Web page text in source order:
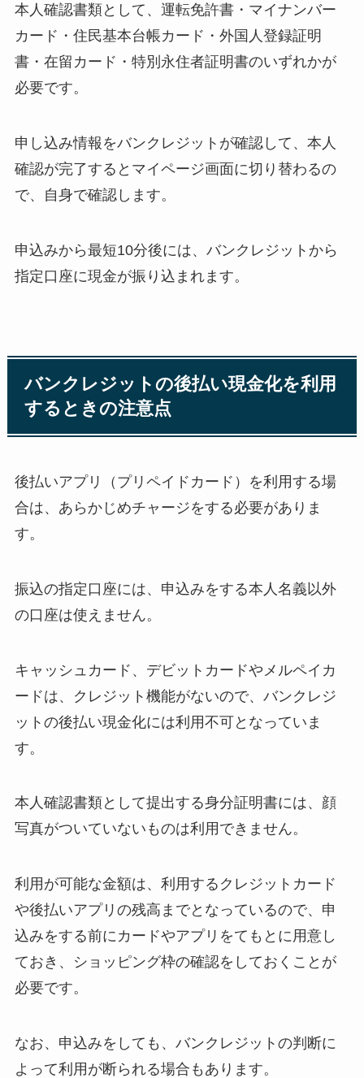
本人確認書類として、運転免許書・マイナンバー
カード・住民基本台帳カード・外国人登録証明
書・在留カード・特別永住者証明書のいずれかが
必要です。
申し込み情報をバンクレジットが確認して、本人
確認が完了するとマイページ画面に切り替わるの
で、自身で確認します。
申込みから最短10分後には、バンクレジットから
指定口座に現金が振り込まれます。
バンクレジットの後払い現金化を利用
するときの注意点
後払いアプリ（プリペイドカード）を利用する場
合は、あらかじめチャージをする必要がありま
す。
振込の指定口座には、申込みをする本人名義以外
の口座は使えません。
キャッシュカード、デビットカードやメルペイカ
ードは、クレジット機能がないので、バンクレジ
ットの後払い現金化には利用不可となっていま
す。
本人確認書類として提出する身分証明書には、顔
写真がついていないものは利用できません。
利用が可能な金額は、利用するクレジットカード
や後払いアプリの残高までとなっているので、申
込みをする前にカードやアプリをてもとに用意し
ておき、ショッピング枠の確認をしておくことが
必要です。
なお、申込みをしても、バンクレジットの判断に
よって利用が断られる場合もあります。